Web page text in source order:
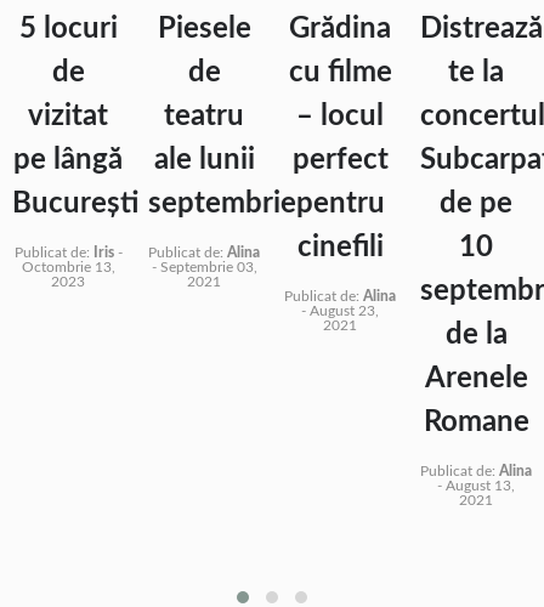
5 locuri
de
vizitat
pe lângă
București
Publicat de: Iris-
Octombrie 13,
2023
Piesele
de
teatru
ale lunii
septembrie
Publicat de: Alina
- Septembrie 03,
2021
Grădina
cu filme
– locul
perfect
pentru
cinefili
Publicat de: Alina
- August 23,
2021
te la
concertul
de pe
10
de la
Arenele
Romane
Publicat de: Alina
- August 13,
2021